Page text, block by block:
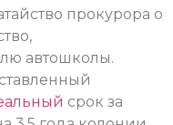
прокурора о
автошколы.
срок за